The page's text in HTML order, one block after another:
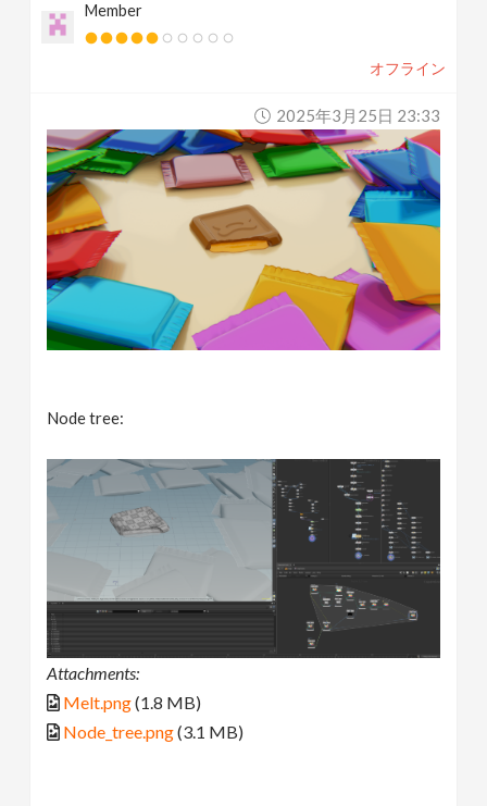
Member
オフライン
2025年3月25日 23:33
Node tree:
Attachments:
Melt.png(1.8 MB)
Node_tree.png(3.1 MB)